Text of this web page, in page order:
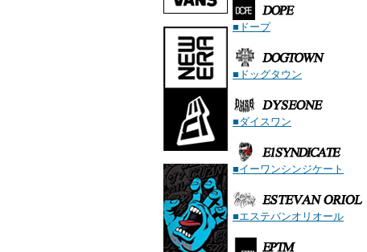
■ドープ
■ドッグタウン
■ダイスワン
■イーワンシンジケート
■エステバンオリオール